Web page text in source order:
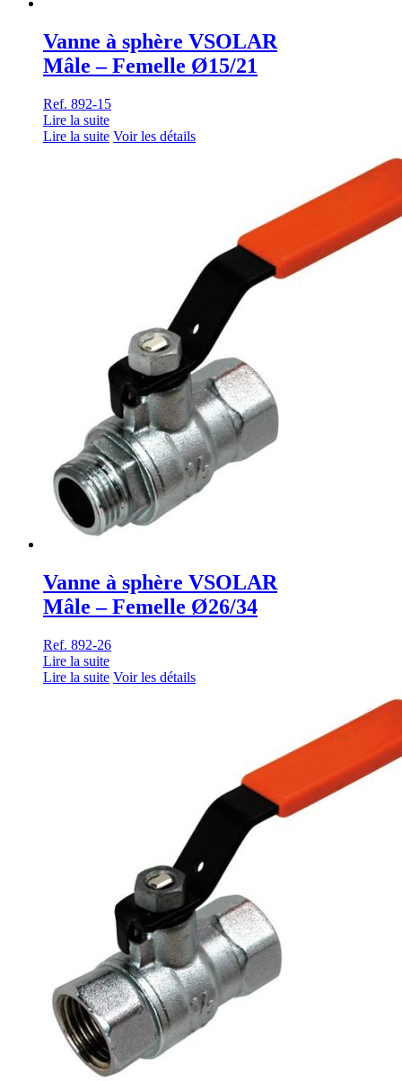
Vanne à sphère VSOLAR
Mâle – Femelle Ø15/21
Ref. 892-15
Lire la suite
Lire la suite Voir les détails
Vanne à sphère VSOLAR
Mâle – Femelle Ø26/34
Ref. 892-26
Lire la suite
Lire la suite Voir les détails